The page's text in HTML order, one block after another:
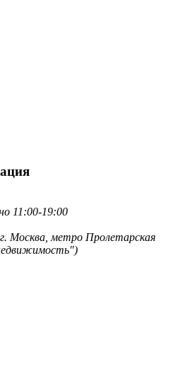
11:00-19:00
Москва, метро Пролетарская